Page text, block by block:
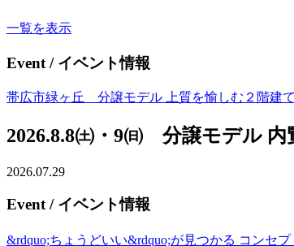
一覧を表示
Event / イベント情報
帯広市緑ヶ丘 分譲モデル 上質を愉しむ２階建
2026.8.8㈯・9㈰ 分譲モデル 内
2026.07.29
Event/ イベント情報
&rdquo;ちょうどいい&rdquo;が見つかる コンセ